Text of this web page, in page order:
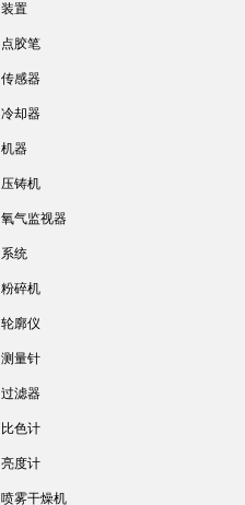
装置
点胶笔
传感器
冷却器
机器
压铸机
氧气监视器
系统
粉碎机
轮廓仪
测量针
过滤器
比色计
亮度计
喷雾干燥机